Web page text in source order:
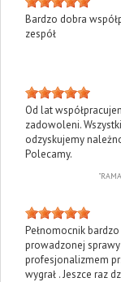
Bardzo dobra
zespół
Od lat
zadowoleni.
odzyskujemy
Polecamy.
Pełnomocnik
prowadzonej
profesjonalizmem
wygrał . Jeszce raz